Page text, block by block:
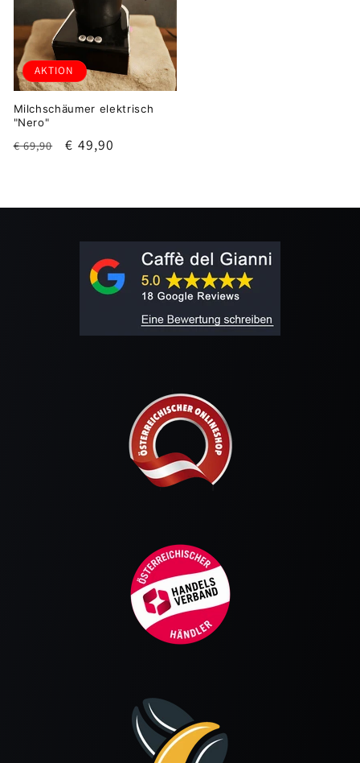
AKTION
Milchschäumer elektrisch
"Nero"
Normaler
€ 69,90 Verkaufspreis
€ 49,90